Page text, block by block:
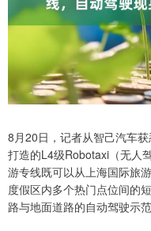
8月20日，记者从智己汽车
打造的L4级Robotaxi（无人
游专线既可以从上海国际旅
度假区内多个热门点位间的
路与地面道路的自动驾驶示范